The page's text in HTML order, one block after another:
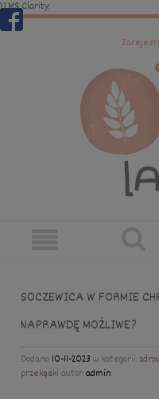
})MS Clarity:
SOCZEWICA W FORMIE
NAPRAWDĘ MOŻLIWE?
Dodano: 10-11-2023 w kategorii:
przekąskiautor:admin